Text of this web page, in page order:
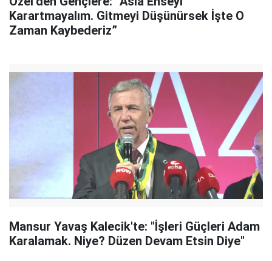
Karartmayalım. Gitmeyi Düşünürsek İşte O
Zaman Kaybederiz”
Mansur Yavaş Kalecik'te: "İşleri Güçleri Adam
Karalamak. Niye? Düzen Devam Etsin Diye"